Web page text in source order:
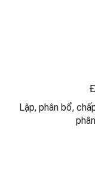
Lập, phân bổ,